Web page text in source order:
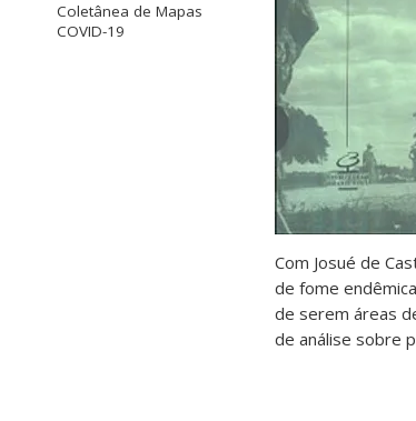
Coletânea de Mapas
COVID-19
Com Josué de
de fome
de serem áreas
de análise sobre